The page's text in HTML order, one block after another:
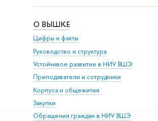
О ВЫШКЕ
Цифры и факты
Руководство и структура
Устойчивое развитие в НИУ ВШЭ
Преподаватели и сотрудники
Корпуса и общежития
Закупки
Обращения граждан в НИУ ВШЭ